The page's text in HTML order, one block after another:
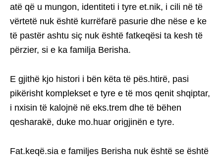
atë që u mungon, identiteti i tyre et.nik, i cili në të
vërtetë nuk është kurrëfarë pasurie dhe nëse e ke
të pastër ashtu siç nuk është fatkeqësi ta kesh të
përzier, si e ka familja Berisha.
E gjithë kjo histori i bën këta të pës.htirë, pasi
pikërisht komplekset e tyre e të mos qenit shqiptar,
i nxisin të kalojnë në eks.trem dhe të bëhen
qesharakë, duke mo.huar origjinën e tyre.
Fat.keqë.sia e familjes Berisha nuk është se është